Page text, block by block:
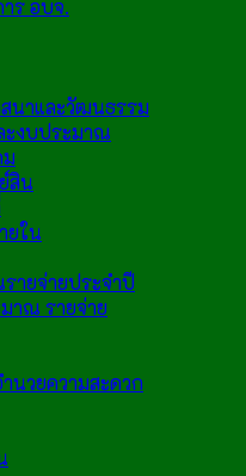
ร อบจ.
นาและวัฒนธรรม
ะงบประมาณ
สิน
ยใน
ายจ่ายประจำปี
ณ รายจ่าย
นวยความสะดวก